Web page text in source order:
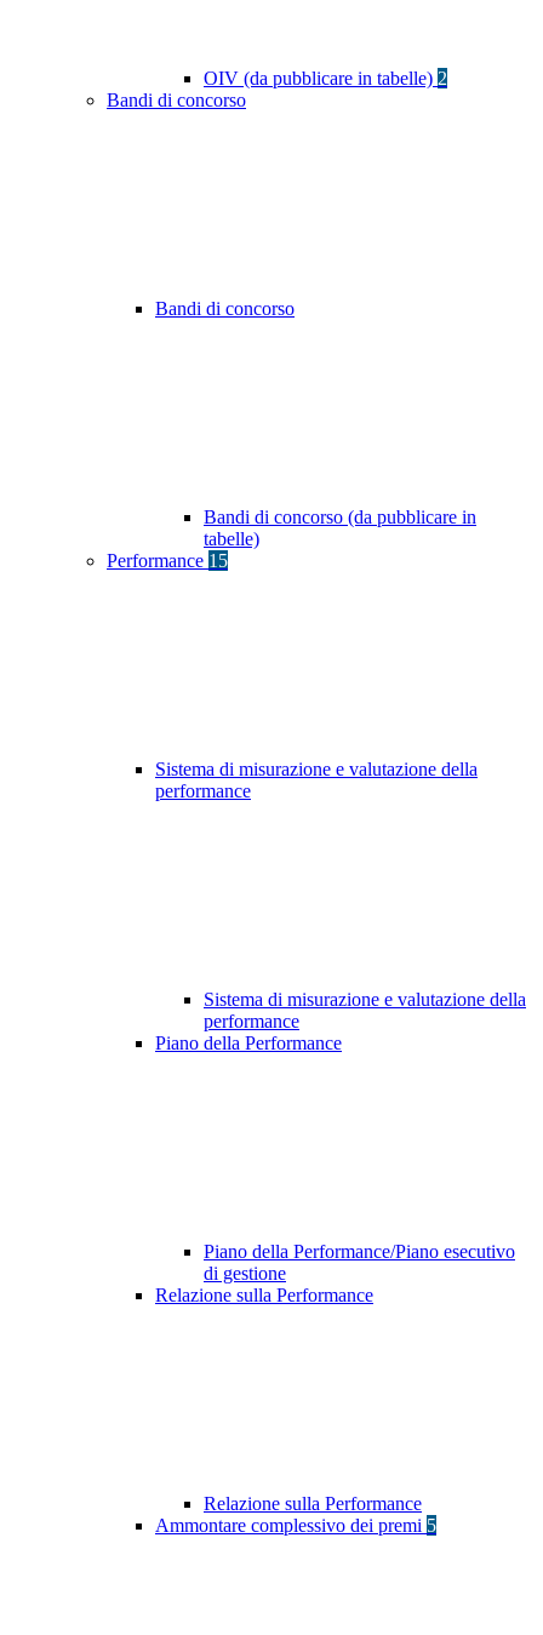
OIV (da pubblicare in tabelle) 2
Bandi di concorso
Bandi di concorso
Bandi di concorso (da pubblicare in
tabelle)
Performance 15
Sistema di misurazione e valutazione della
performance
Sistema di misurazione e valutazione della
performance
Piano della Performance
Piano della Performance/Piano esecutivo
di gestione
Relazione sulla Performance
Relazione sulla Performance
Ammontare complessivo dei premi 5